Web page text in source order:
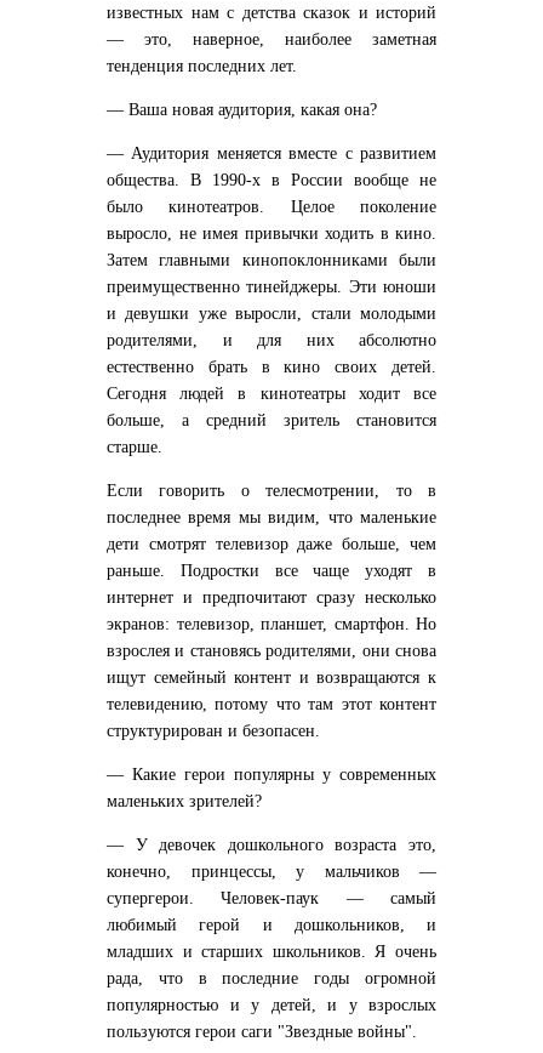
известных нам с детства сказок и историй
— это, наверное, наиболее заметная
тенденция последних лет.
— Ваша новая аудитория, какая она?
— Аудитория меняется вместе с развитием
общества. В 1990-х в России вообще не
было кинотеатров. Целое поколение
выросло, не имея привычки ходить в кино.
Затем главными кинопоклонниками были
преимущественно тинейджеры. Эти юноши
и девушки уже выросли, стали молодыми
родителями, и для них абсолютно
естественно брать в кино своих детей.
Сегодня людей в кинотеатры ходит все
больше, а средний зритель становится
старше.
Если говорить о телесмотрении, то в
последнее время мы видим, что маленькие
дети смотрят телевизор даже больше, чем
раньше. Подростки все чаще уходят в
интернет и предпочитают сразу несколько
экранов: телевизор, планшет, смартфон. Но
взрослея и становясь родителями, они снова
ищут семейный контент и возвращаются к
телевидению, потому что там этот контент
структурирован и безопасен.
— Какие герои популярны у современных
маленьких зрителей?
— У девочек дошкольного возраста это,
конечно, принцессы, у мальчиков —
супергерои. Человек-паук — самый
любимый герой и дошкольников, и
младших и старших школьников. Я очень
рада, что в последние годы огромной
популярностью и у детей, и у взрослых
пользуются герои саги "Звездные войны".